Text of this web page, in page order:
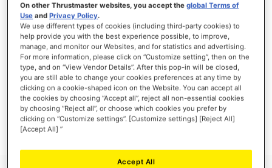
NOVOS CLIENTES
Criar uma conta online tem muitas vantagens: finalizar as encomendas mais
rapidamente, gravar mais que uma morada, seguir o estado das suas encomendas e
muito mais.
CRIAR UMA CONTA
On other Thrustmaster websites, you accept theglobal Terms of
Use andPrivacy Policy.
We use different types of cookies (including third-party cookies) to
help provide you with the best experience possible, to improve,
manage, and monitor our Websites, and for statistics and advertising.
For more information, please click on “Customize setting”, then on the
type, and on “View Vendor Details”. After this pop-in will be closed,
you are still able to change your cookies preferences at any time by
clicking on a cookie-shaped icon on the Website. You can accept all
the cookies by choosing “Accept all”, reject all non-essential cookies
by choosing “Reject all”, or choose which cookies you prefer by
clicking on “Customize settings”. [Customize settings] [Reject All]
[Accept All] ”
Accept All